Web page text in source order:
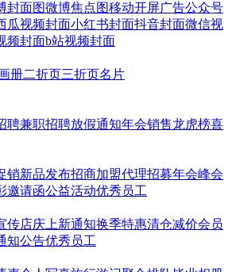
封面图微博焦点图移动开屏广告公众号
瓜视频封面小红书封面抖音封面微信视
频封面b站视频封面
册二折页三折页名片
聘兼职招聘放假通知年会销售龙虎榜喜
销新品发布招商加盟代理招募年会峰会
邀请函公益活动优秀员工
传店庆 上新通知换季特惠清仓减价会员
知公告优秀员工